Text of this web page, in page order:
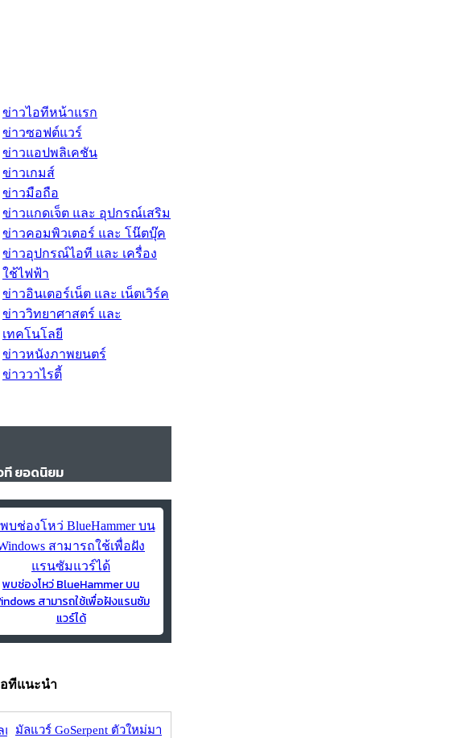
ข่าวไอทีหน้าแรก
ข่าวซอฟต์แวร์
ข่าวแอปพลิเคชัน
ข่าวเกมส์
ข่าวมือถือ
ข่าวแกดเจ็ต และ อุปกรณ์เสริม
ข่าวคอมพิวเตอร์ และ โน๊ตบุ๊ค
ข่าวอุปกรณ์ไอที และ เครื่อง
ใช้ไฟฟ้า
ข่าวอินเตอร์เน็ต และ เน็ตเวิร์ค
ข่าววิทยาศาสตร์ และ
เทคโนโลยี
ข่าวหนังภาพยนตร์
ข่าววาไรตี้
ที ยอดนิยม
พบช่องโหว่ BlueHammer บน
สามารถใช้เพื่อฝังแรนซัม
แวร์ได้
ทีแนะนำ
มัลแวร์ GoSerpent ตัวใหม่มา